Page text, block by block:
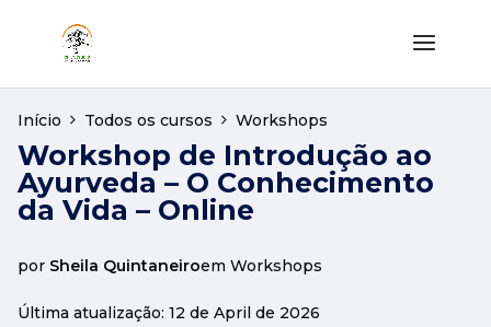
Início Todos os cursos Workshops
Workshop de Introdução ao
Ayurveda – O Conhecimento
da Vida – Online
por Sheila Quintaneiroem Workshops
Última atualização: 12 de April de 2026